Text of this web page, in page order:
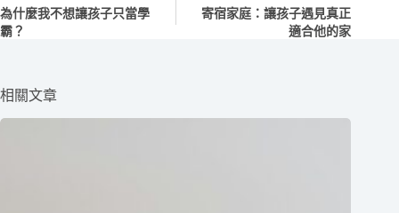
為什麼我不想讓孩子只當學
霸？
寄宿家庭：讓孩子遇見真正
適合他的家
相關文章